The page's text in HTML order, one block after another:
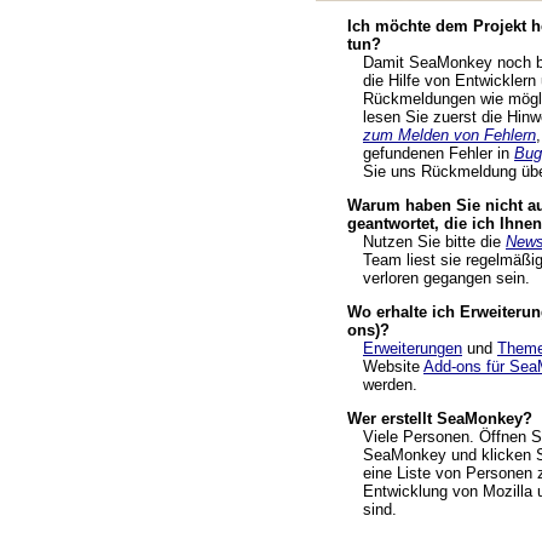
Ich möchte dem Projekt
tun?
Damit SeaMonkey noch
die Hilfe von
Rückmeldungen wie
lesen Sie zuerst die
zum Melden von Fehlern
gefundenen Fehler in
Sie uns Rückmeldung
Warum haben Sie nicht
geantwortet, die ich
Nutzen Sie bitte die
Team liest sie
verloren gegangen sein.
Wo erhalte ich
ons)?
Erweiterungen und
Website Add-ons für
werden.
Wer erstellt SeaMonkey?
Viele Personen. Öffnen
SeaMonkey und klicken
eine Liste von Personen
Entwicklung von Mozilla
sind.